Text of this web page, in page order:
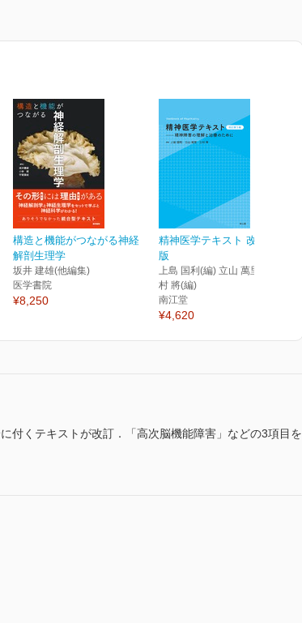
構造と機能がつながる神経
解剖生理学
坂井 建雄(他編集)
医学書院
¥8,250
精神医学テキスト 改訂第5
版
上島 国利(編) 立山 萬里(編) 三
村 將(編)
南江堂
¥4,620
付くテキストが改訂．「高次脳機能障害」などの3項目を